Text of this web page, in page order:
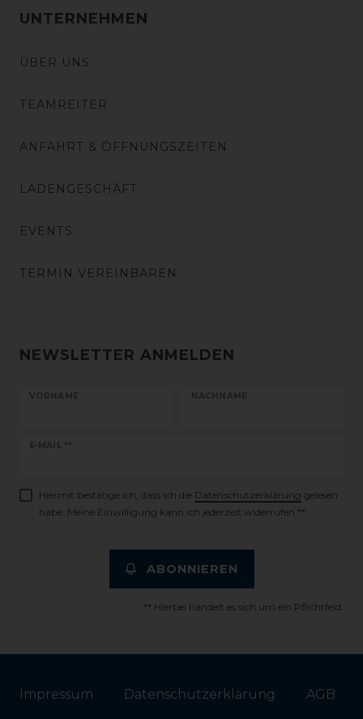
UNTERNEHMEN
ÜBER UNS
TEAMREITER
ANFAHRT & ÖFFNUNGSZEITEN
LADENGESCHÄFT
EVENTS
TERMIN VEREINBAREN
NEWSLETTER ANMELDEN
VORNAME NACHNAME
E-MAIL **
Newsletter
Hiermit bestätige ich, dass ich die Daten­schutz­erklärung gelesen
habe. Meine Einwilligung kann ich jederzeit widerrufen.**
ABONNIEREN
** Hierbei handelt es sich um ein Pflichtfeld.
Impressum Daten­schutz­erklärung AGB